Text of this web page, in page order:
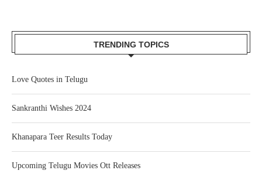
TRENDING TOPICS
Love Quotes in Telugu
Sankranthi Wishes 2024
Khanapara Teer Results Today
Upcoming Telugu Movies Ott Releases